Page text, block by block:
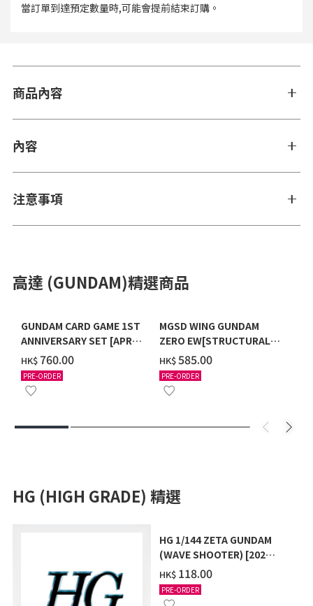
當訂單到達預定數量時,可能會提前結束訂購。
商品內容
內容
注意事項
高達 (GUNDAM)精選商品
GUNDAM CARD GAME 1ST
ANNIVERSARY SET [APR
2027 DELIVERY]
HK$‌760.00
PRE-ORDER
MGSD WING GUNDAM
ZERO EW[STRUCTURAL
COATING/BLACK] [2026年
12月發送]
HK$‌585.00
PRE-ORDER
HG (HIGH GRADE) 精選
HG 1/144 ZETA GUNDAM
(WAVE SHOOTER) [2026
年10月發送]
HK$ ‌118.00
PRE-ORDER